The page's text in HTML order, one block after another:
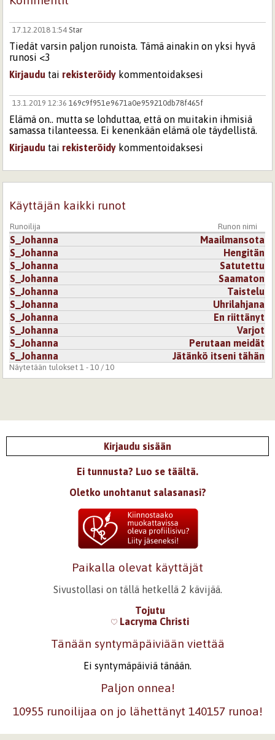
17.12.2018 1:54 Star
Tiedät varsin paljon runoista. Tämä ainakin on yksi hyvä
runosi <3
Kirjaudu tai rekisteröidy kommentoidaksesi
13.1.2019 12:36 169c9f951e9671a0e959210db78f465f
Elämä on.. mutta se lohduttaa, että on muitakin ihmisiä
samassa tilanteessa. Ei kenenkään elämä ole täydellistä.
Kirjaudu tai rekisteröidy kommentoidaksesi
Käyttäjän kaikki runot
Runoilija Runon nimi
S_Johanna
Maailmansota
S_Johanna
Hengitän
S_Johanna
Satutettu
S_Johanna
Saamaton
S_Johanna
Taistelu
S_Johanna
Uhrilahjana
S_Johanna
En riittänyt
S_Johanna
Varjot
S_Johanna
Perutaan meidät
S_Johanna
Jätänkö itseni tähän
Näytetään tulokset 1 - 10 / 10
Kirjaudu sisään
Ei tunnusta? Luo se täältä.
Oletko unohtanut salasanasi?
Paikalla olevat käyttäjät
Sivustollasi on tällä hetkellä 2 kävijää.
Tojutu
Lacryma Christi
Tänään syntymäpäiviään viettää
Ei syntymäpäiviä tänään.
Paljon onnea!
10955 runoilijaa on jo lähettänyt 140157 runoa!